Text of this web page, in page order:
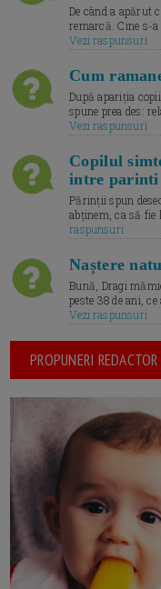
De când a apărut
remarcă. Cine s-
Vezi raspunsuri
Cum
După apariția
spune prea des:
Vezi raspunsuri
Copilul
intre parinti
Părinții spun
abținem, ca să fie
raspunsuri
Naștere
Bună, Dragi
peste 38 de ani,
Vezi raspunsuri
PROPUNERI REDACTOR